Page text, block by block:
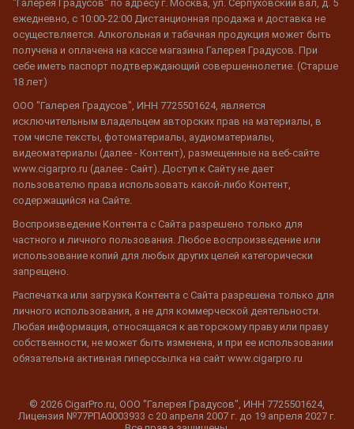
"Галерея Градусов" по адресу г. Москва, ул. Серпуховский вал, д. 5
ежедневно, с 10:00-22:00 Дистанционная продажа и доставка не
осуществляется. Алкогольная и табачная продукция может быть
получена и оплачена на кассе магазина Галерея Градусов. При
себе иметь паспорт подтверждающий совершеннолетие. (Старше
18 лет)
ООО "Галерея Градусов", ИНН 7725501624, является
исключительным владельцем авторских прав на материалы, в
том числе тексты, фотоматериалы, аудиоматериалы,
видеоматериалы (далее - Контент), размещенные на веб-сайте
www.cigarpro.ru (далее - Сайт). Доступ к Сайту не дает
пользователю права использовать какой-либо Контент,
содержащийся на Сайте.
Воспроизведение Контента с Сайта разрешено только для
частного и личного пользования. Любое воспроизведение или
использование копий для любых других целей категорически
запрещено.
Распечатка или загрузка Контента с Сайта разрешена только для
личного использования, а не для коммерческой деятельности.
Любая информация, относящаяся к авторскому праву или праву
собственности, не может быть изменена, и при ее использовании
обязательна активная гиперссылка на сайт www.cigarpro.ru
© 2026 CigarPro.ru, ООО "Галерея Градусов", ИНН 7725501624,
Лицензия №77РПА0003933 c 20 апреля 2007 г. до 19 апреля 2027 г.